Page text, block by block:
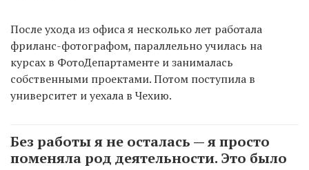
После ухода из офиса я несколько лет работала
фриланс-фотографом, параллельно училась на
курсах в ФотоДепартаменте и занималась
собственными проектами. Потом поступила в
университет и уехала в Чехию.
Без работы я не осталась — я просто
поменяла род деятельности. Это было